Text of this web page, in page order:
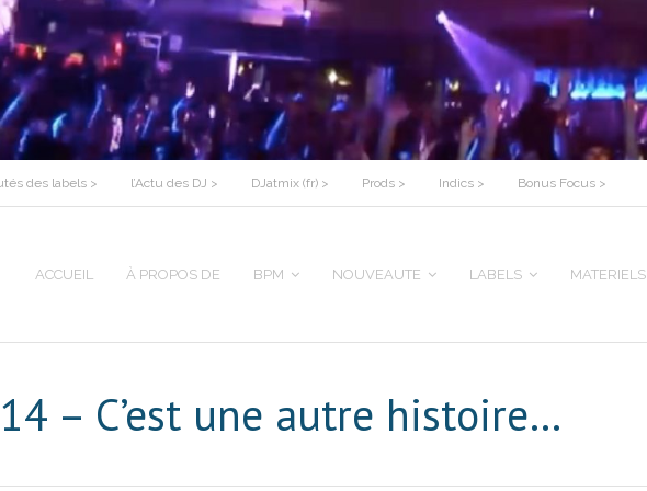
des labels > l’Actu des DJ > DJatmix (fr) > Prods > Indics > Bonus Focus >
ACCUEIL À PROPOS DE BPM NOUVEAUTE LABELS MATERIELS
– C’est une autre histoire…